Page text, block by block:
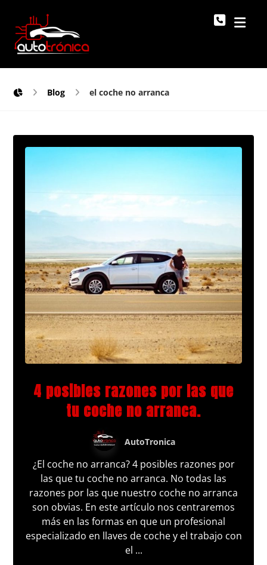
Blog el coche no arranca
4 posibles razones por las que
tu coche no arranca.
AutoTronica
¿El coche no arranca? 4 posibles razones por
las que tu coche no arranca. No todas las
razones por las que nuestro coche no arranca
son obvias. En este artículo nos centraremos
más en las formas en que un profesional
especializado en llaves de coche y el trabajo con
el ...